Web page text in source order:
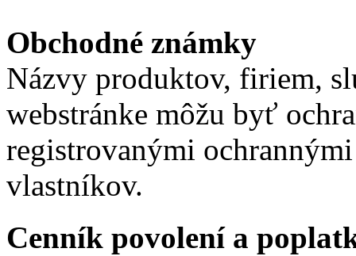
Obchodné známky
Názvy produktov, firiem,
webstránke môžu byť
registrovanými
vlastníkov.
Cenník povolení a